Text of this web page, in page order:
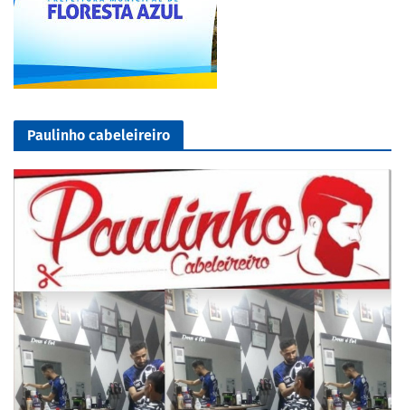
Paulinho cabeleireiro